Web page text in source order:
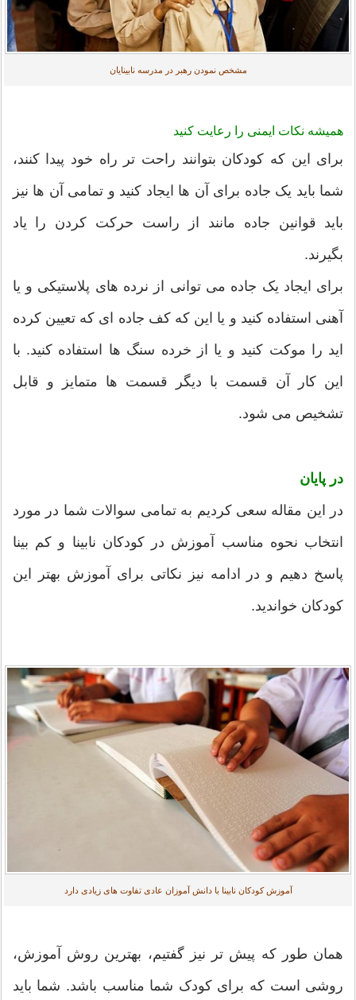
مشخص نمودن رهبر در مدرسه نابینایان
همیشه نکات ایمنی را رعایت کنید
برای این که کودکان بتوانند راحت تر راه خود پیدا کنند،
شما باید یک جاده برای آن ها ایجاد کنید و تمامی آن ها نیز
باید قوانین جاده مانند از راست حرکت کردن را یاد
بگیرند.
برای ایجاد یک جاده می توانی از نرده های پلاستیکی و یا
آهنی استفاده کنید و یا این که کف جاده ای که تعیین کرده
اید را موکت کنید و یا از خرده سنگ ها استفاده کنید. با
این کار آن قسمت با دیگر قسمت ها متمایز و قابل
تشخیص می شود.
در پایان
در این مقاله سعی کردیم به تمامی سوالات شما در مورد
انتخاب نحوه مناسب آموزش در کودکان نابینا و کم بینا
پاسخ دهیم و در ادامه نیز نکاتی برای آموزش بهتر این
کودکان خواندید.
آموزش کودکان نابینا با دانش آموزان عادی تفاوت های زیادی دارد
همان طور که پیش تر نیز گفتیم، بهترین روش آموزش،
روشی است که برای کودک شما مناسب باشد. شما باید